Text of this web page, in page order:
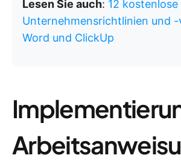
Lesen Sie auch: 12
Unternehmensrichtlinien und
Word und ClickUp